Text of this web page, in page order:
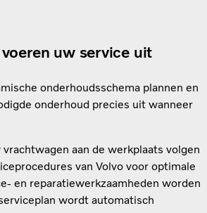
uw service uit
onderhoudsschema plannen en
onderhoud precies uit wanneer
aan de werkplaats volgen
van Volvo voor optimale
en reparatiewerkzaamheden worden
wordt automatisch